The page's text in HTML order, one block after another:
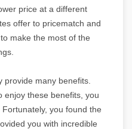
price at a different
offer to pricematch and
make the most of the
provide many benefits.
enjoy these benefits, you
you found the
you with incredible